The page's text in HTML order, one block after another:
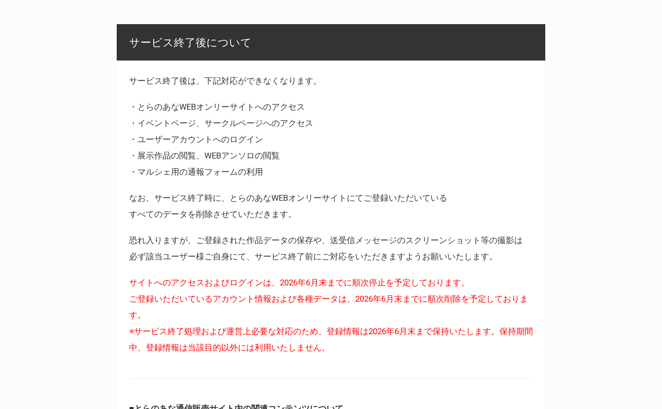
サービス終了後について
サービス終了後は、下記対応ができなくなります。
・とらのあなWEBオンリーサイトへのアクセス
・イベントページ、サークルページへのアクセス
・ユーザーアカウントへのログイン
・展示作品の閲覧、WEBアンソロの閲覧
・マルシェ用の通報フォームの利用
なお、サービス終了時に、とらのあなWEBオンリーサイトにてご登録いただいている
すべてのデータを削除させていただきます。
恐れ入りますが、ご登録された作品データの保存や、送受信メッセージのスクリーンショット等の撮影は
必ず該当ユーザー様ご自身にて、サービス終了前にご対応をいただきますようお願いいたします。
サイトへのアクセスおよびログインは、2026年6月末までに順次停止を予定しております。
ご登録いただいているアカウント情報および各種データは、2026年6月末までに順次削除を予定しておりま
す。
※サービス終了処理および運営上必要な対応のため、登録情報は2026年6月末まで保持いたします。保持期間
中、登録情報は当該目的以外には利用いたしません。